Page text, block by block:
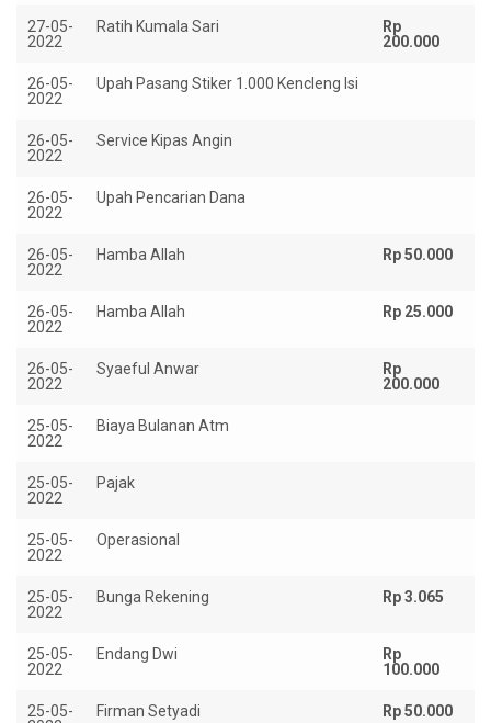
27-05-
2022
Ratih Kumala Sari
Rp
200.000
26-05-
2022
Upah Pasang Stiker 1.000 Kencleng Isi
26-05-
2022
Service Kipas Angin
26-05-
2022
Upah Pencarian Dana
26-05-
2022
Hamba Allah Rp 50.000
26-05-
2022
Hamba Allah Rp 25.000
26-05-
2022
Syaeful Anwar
Rp
200.000
25-05-
2022
Biaya Bulanan Atm
25-05-
2022
Pajak
25-05-
2022
Operasional
25-05-
2022
Bunga Rekening Rp 3.065
25-05-
2022
Endang Dwi
Rp
100.000
25-05-
Firman Setyadi Rp 50.000